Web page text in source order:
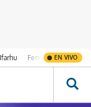
Ifarhu Fenómeno de El
EN VIVO